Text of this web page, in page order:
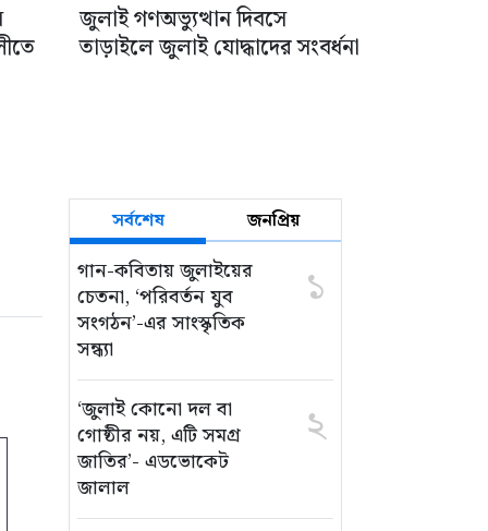
জুলাই গণঅভ্যুত্থান দিবসে
তাড়াইলে জুলাই যোদ্ধাদের সংবর্ধনা
সর্বশেষ জনপ্রিয়
গান-কবিতায় জুলাইয়ের
চেতনা, ‘পরিবর্তন যুব
সংগঠন’-এর সাংস্কৃতিক
সন্ধ্যা
১
‘জুলাই কোনো দল বা
গোষ্ঠীর নয়, এটি সমগ্র
জাতির’- এডভোকেট
জালাল
২